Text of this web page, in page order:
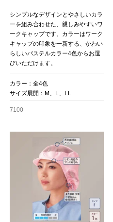
シンプルなデザインとやさしいカラ
ーを組み合わせた、親しみやすいワ
ークキャップです。カラーはワーク
キャップの印象を一新する、かわい
らしいパステルカラー4色からお選
びいただけます。
カラー：全4色
サイズ展開：M、L、LL
7100